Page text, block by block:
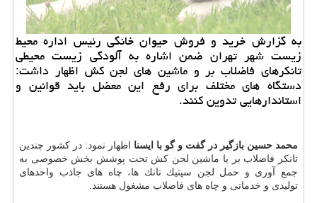
به گزارش خرید و فروش حیوان خانگی رئیس اداره محیط
زیست شهر تهران ضمن اشاره به آلودگی زیست محیطی
تانكرهای فاضلاب بر و ماشین های لجن كش اظهار داشت:
دستگاه های مختلف برای رفع این معضل باید قوانین و
استاندارهایی تدوین كنند.
محمد حسین بازگیر در گفت و گو با ایسنا اظهار نمود: در كشور چندین
تانكر فاضلاب بر یا ماشین لجن كش تحت پوشش بخش خصوصی به
جمع آوری و حمل لجن سپتیك تانك ها، چاه های جاذب واحدهای
تولیدی و خدماتی و چاه های فاضلاب مشغول هستند.